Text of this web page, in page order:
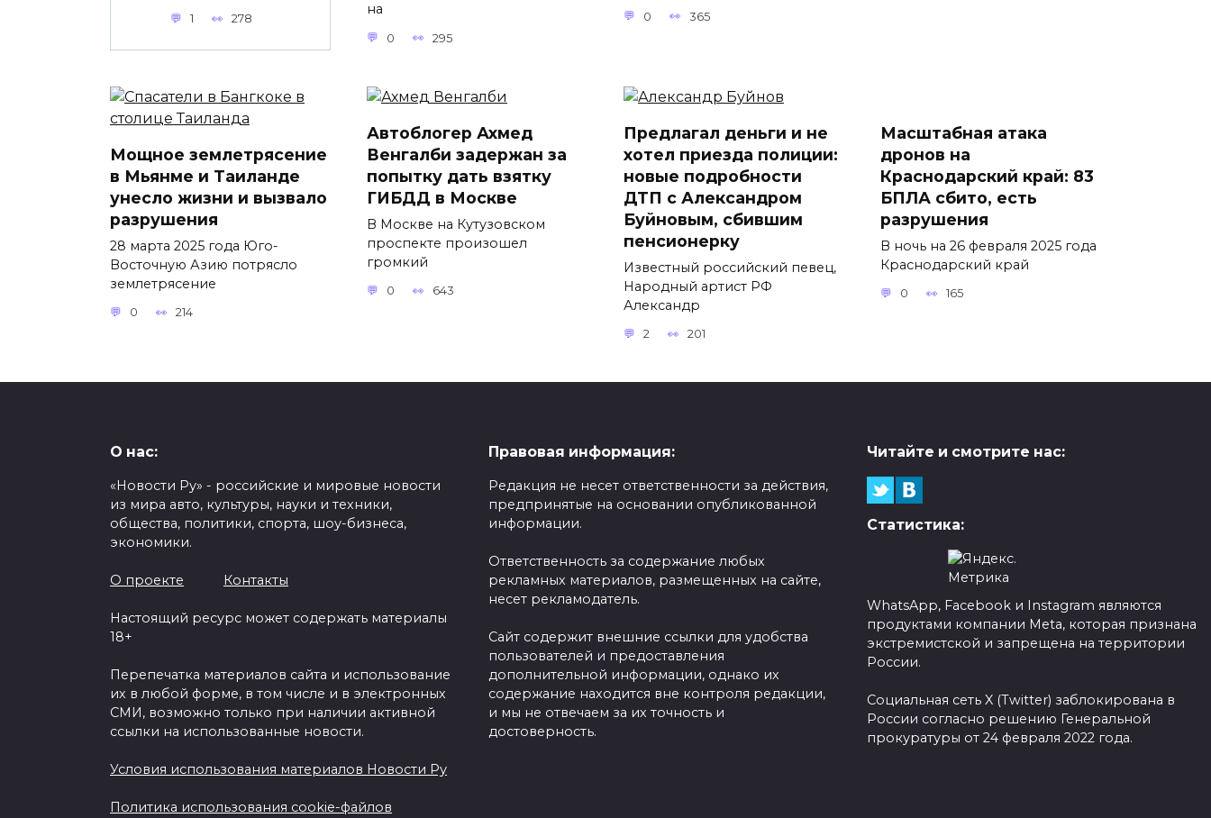
1 278
на
0 295
0 365
Мощное землетрясение
в Мьянме и Таиланде
унесло жизни и вызвало
разрушения
28 марта 2025 года Юго-
Восточную Азию потрясло
землетрясение
0 214
Автоблогер Ахмед
Венгалби задержан за
попытку дать взятку
ГИБДД в Москве
В Москве на Кутузовском
проспекте произошел
громкий
0 643
Предлагал деньги и не
хотел приезда полиции:
новые подробности
ДТП с Александром
Буйновым, сбившим
пенсионерку
Известный российский певец,
Народный артист РФ
Александр
2 201
Масштабная атака
дронов на
Краснодарский край: 83
БПЛА сбито, есть
разрушения
В ночь на 26 февраля 2025 года
Краснодарский край
0 165
О нас:
«Новости Ру» - российские и мировые новости
из мира авто, культуры, науки и техники,
общества, политики, спорта, шоу-бизнеса,
экономики.
О проекте Контакты
Настоящий ресурс может содержать материалы
18+
Перепечатка материалов сайта и использование
их в любой форме, в том числе и в электронных
СМИ, возможно только при наличии активной
ссылки на использованные новости.
Условия использования материалов Новости Ру
Политика использования cookie-файлов
Правовая информация:
Редакция не несет ответственности за действия,
предпринятые на основании опубликованной
информации.
Ответственность за содержание любых
рекламных материалов, размещенных на сайте,
несет рекламодатель.
Сайт содержит внешние ссылки для удобства
пользователей и предоставления
дополнительной информации, однако их
содержание находится вне контроля редакции,
и мы не отвечаем за их точность и
достоверность.
Читайте и смотрите нас:
Статистика:
WhatsApp, Facebook и Instagram являются
продуктами компании Meta, которая признана
экстремистской и запрещена на территории
России.
Социальная сеть X (Twitter) заблокирована в
России согласно решению Генеральной
прокуратуры от 24 февраля 2022 года.